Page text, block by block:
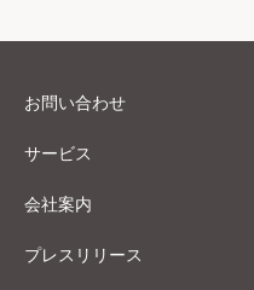
お問い合わせ
サービス
会社案内
プレスリリース